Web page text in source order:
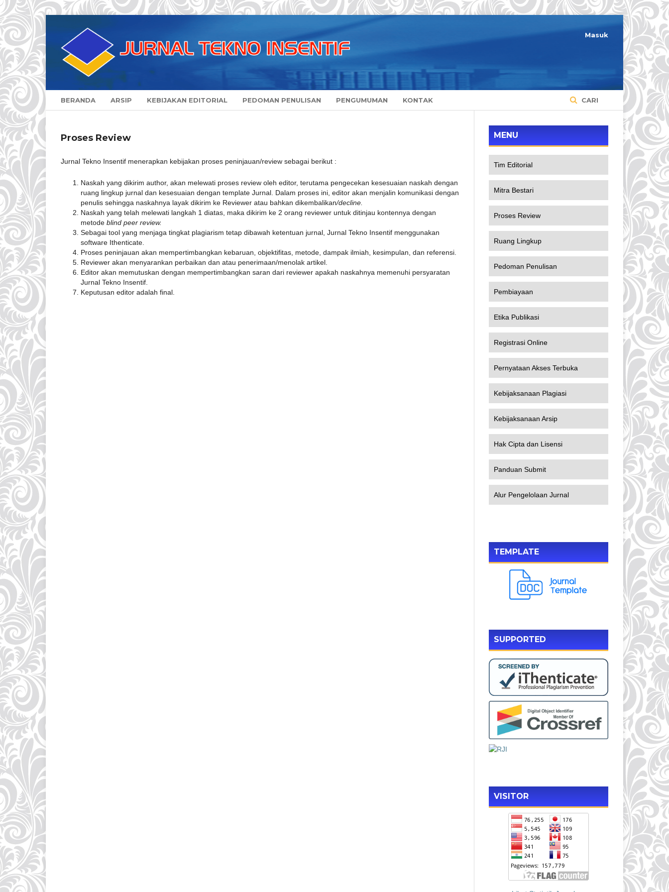
BERANDA ARSIP KEBIJAKAN EDITORIAL PEDOMAN PENULISAN PENGUMUMAN KONTAK CARI
Masuk
Proses Review
Jurnal Tekno Insentif menerapkan kebijakan proses peninjauan/review sebagai berikut :
Naskah yang dikirim author, akan melewati proses review oleh editor, terutama pengecekan kesesuaian naskah dengan
ruang lingkup jurnal dan kesesuaian dengan template Jurnal. Dalam proses ini, editor akan menjalin komunikasi dengan
penulis sehingga naskahnya layak dikirim ke Reviewer atau bahkan dikembalikan/decline.
Naskah yang telah melewati langkah 1 diatas, maka dikirim ke 2 orang reviewer untuk ditinjau kontennya dengan
metode blind peer review.
Sebagai tool yang menjaga tingkat plagiarism tetap dibawah ketentuan jurnal, Jurnal Tekno Insentif menggunakan
software Ithenticate.
Proses peninjauan akan mempertimbangkan kebaruan, objektifitas, metode, dampak ilmiah, kesimpulan, dan referensi.
Reviewer akan menyarankan perbaikan dan atau penerimaan/menolak artikel.
Editor akan memutuskan dengan mempertimbangkan saran dari reviewer apakah naskahnya memenuhi persyaratan
Jurnal Tekno Insentif.
Keputusan editor adalah final.
MENU
Tim Editorial
Mitra Bestari
Proses Review
Ruang Lingkup
Pedoman Penulisan
Pembiayaan
Etika Publikasi
Registrasi Online
Pernyataan Akses Terbuka
Kebijaksanaan Plagiasi
Kebijaksanaan Arsip
Hak Cipta dan Lisensi
Panduan Submit
Alur Pengelolaan Jurnal
TEMPLATE
SUPPORTED
VISITOR